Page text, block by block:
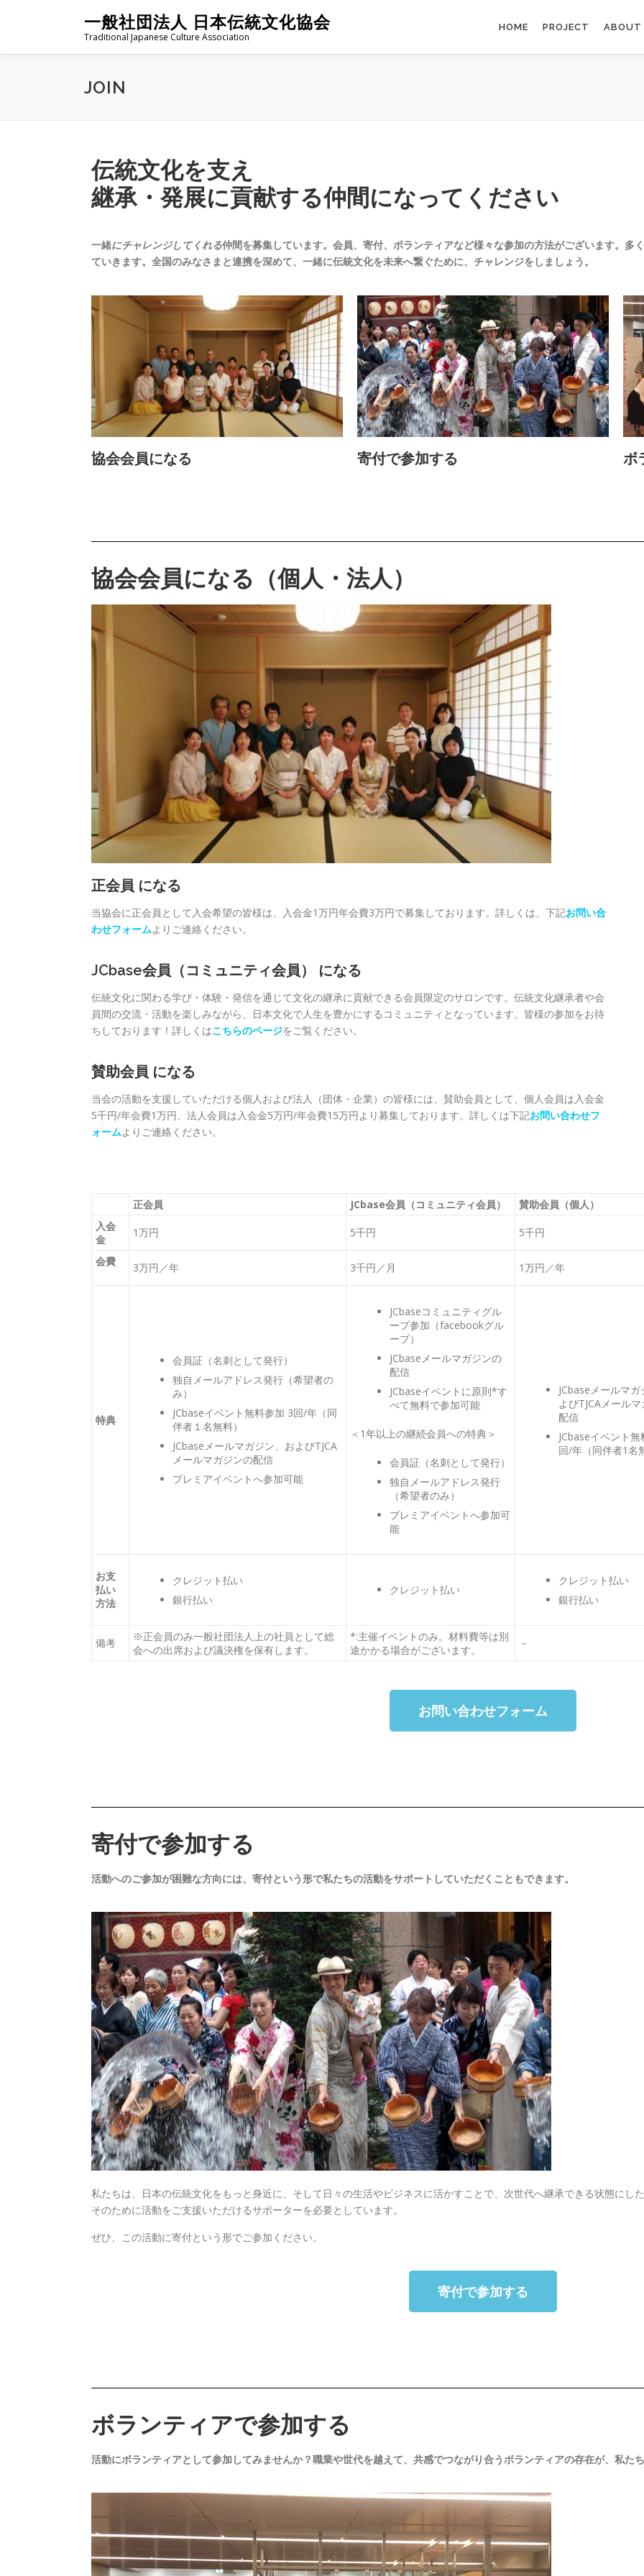
一般社団法人 日本伝統文化協会
Traditional Japanese Culture Association
HOME PROJECT ABOUT
JOIN
伝統文化を支え
継承・発展に貢献する仲間になってください
一緒にチャレンジしてくれる仲間を募集しています。会員、寄付、ボランティアなど様々な参加の方法がございます。多
ていきます。全国のみなさまと連携を深めて、一緒に伝統文化を未来へ繋ぐために、チャレンジをしましょう。
協会会員になる 寄付で参加する ボ
協会会員になる（個人・法人）
正会員 になる
当協会に正会員として入会希望の皆様は、入会金1万円年会費3万円で募集しております。詳しくは、下記お問い合
わせフォームよりご連絡ください。
JCbase会員（コミュニティ会員） になる
伝統文化に関わる学び・体験・発信を通じて文化の継承に貢献できる会員限定のサロンです。伝統文化継承者や会
員間の交流・活動を楽しみながら、日本文化で人生を豊かにするコミュニティとなっています。皆様の参加をお待
ちしております！詳しくはこちらのページをご覧ください。
賛助会員 になる
当会の活動を支援していただける個人および法人（団体・企業）の皆様には、賛助会員として、個人会員は入会金
5千円/年会費1万円、法人会員は入会金5万円/年会費15万円より募集しております。詳しくは下記お問い合わせフ
ォームよりご連絡ください。
正会員 JCbase会員（コミュニティ会員）
賛助会員（個人）
入会
金
1万円 5千円 5千円
会費 3万円／年 3千円／月 1万円／年
特典
会員証（名刺として発行）
独自メールアドレス発行（希望者の
み）
JCbaseイベント無料参加 3回/年（同
伴者１名無料）
JCbaseメールマガジン、およびTJCA
メールマガジンの配信
プレミアイベントへ参加可能
JCbaseコミュニティグル
ープ参加（facebookグル
ープ）
JCbaseメールマガジンの
配信
JCbaseイベントに原則*す
べて無料で参加可能
＜1年以上の継続会員への特典＞
会員証（名刺として発行）
独自メールアドレス発行
（希望者のみ）
プレミアイベントへ参加可
能
JCbaseメールマ
よびTJCAメール
配信
JCbaseイベント
回/年（同伴者1名
お支
払い
方法
クレジット払い
銀行払い
クレジット払い
クレジット払い
銀行払い
備考
※正会員のみ一般社団法人上の社員として総
会への出席および議決権を保有します。
*:主催イベントのみ。材料費等は別
途かかる場合がございます。
－
お問い合わせフォーム
寄付で参加する
活動へのご参加が困難な方向には、寄付という形で私たちの活動をサポートしていただくこともできます。
私たちは、日本の伝統文化をもっと身近に、そして日々の生活やビジネスに活かすことで、次世代へ継承できる状態にし
そのために活動をご支援いただけるサポーターを必要としています。
ぜひ、この活動に寄付という形でご参加ください。
寄付で参加する
ボランティアで参加する
活動にボランティアとして参加してみませんか？職業や世代を越えて、共感でつながり合うボランティアの存在が、私た